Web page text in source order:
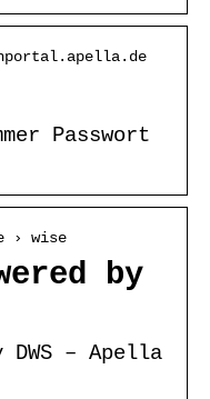
Passwort
› wise
by
DWS – Apella